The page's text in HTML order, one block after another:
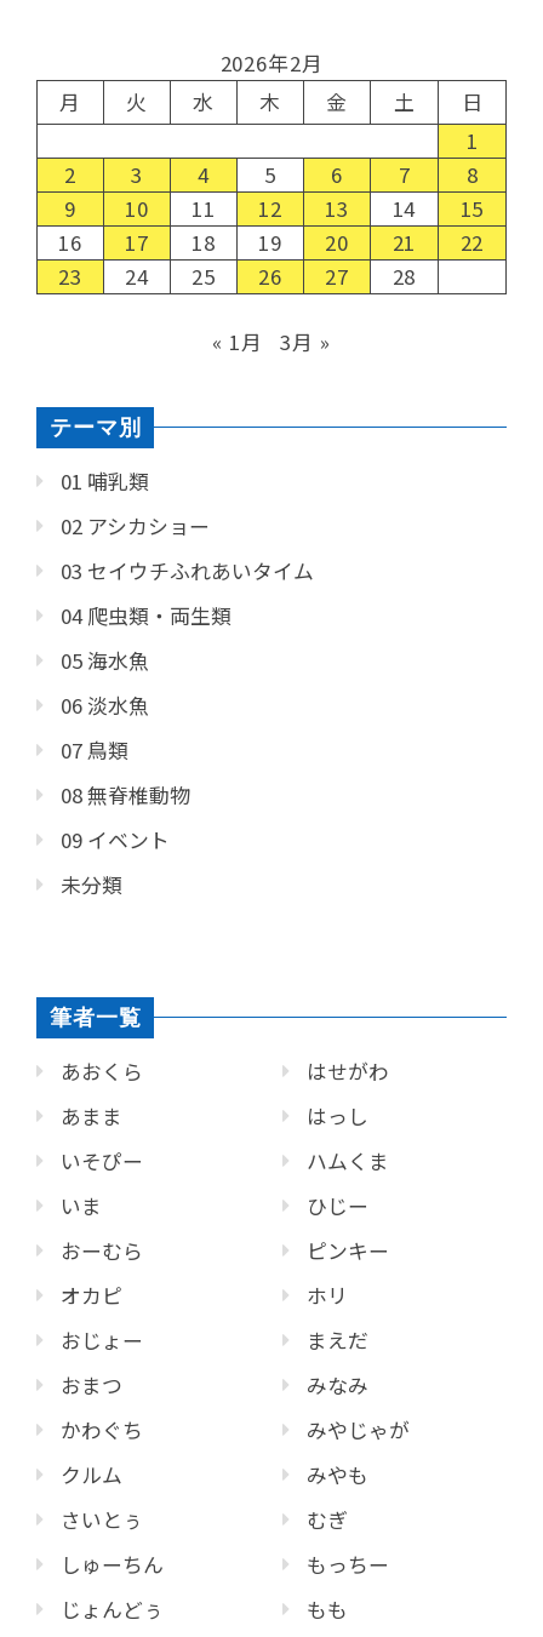
2026年2月
月
火 水 木 金 土
日
1
2
3 4 5 6 7
8
9
10 11 12 13 14
15
16
17 18 19 20 21
22
23
24 25 26 27 28
« 1月 3月 »
テーマ別
01 哺乳類
02 アシカショー
03 セイウチふれあいタイム
04 爬虫類・両生類
05 海水魚
06 淡水魚
07 鳥類
08 無脊椎動物
09 イベント
未分類
筆者一覧
あおくら
あまま
いそぴー
いま
おーむら
オカピ
おじょー
おまつ
かわぐち
クルム
さいとぅ
しゅーちん
じょんどぅ
はせがわ
はっし
ハムくま
ひじー
ピンキー
ホリ
まえだ
みなみ
みやじゃが
みやも
むぎ
もっちー
もも